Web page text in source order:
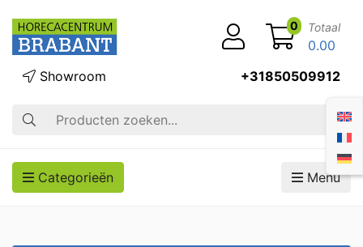
Zoek op
Showroom +31850509912
0 Totaal
0.00
Categorieën Menu